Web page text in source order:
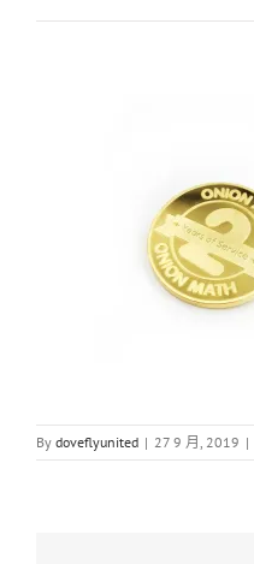
By doveflyunited | 27 9 月, 2019 |